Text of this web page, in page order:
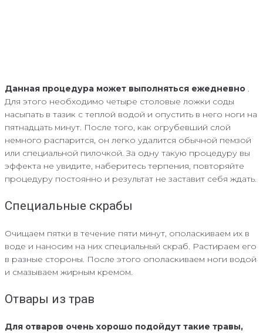
Данная процедура может выполняться ежедневно .
Для этого необходимо четыре столовые ложки соды
насыпать в тазик с теплой водой и опустить в него ноги на
пятнадцать минут. После того, как огрубевший слой
немного распарится, он легко удалится обычной пемзой
или специальной пилочкой. За одну такую процедуру вы
эффекта не увидите, наберитесь терпения, повторяйте
процедуру постоянно и результат не заставит себя ждать.
Специальные скрабы
Очищаем пятки в течение пяти минут, ополаскиваем их в
воде и наносим на них специальный скраб. Растираем его
в разные стороны. После этого ополаскиваем ноги водой
и смазываем жирным кремом.
Отвары из трав
Для отваров очень хорошо подойдут такие травы,